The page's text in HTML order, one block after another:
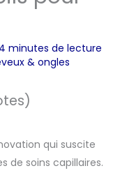
4 minutes de lecture
& ongles
qui suscite
de soins capillaires.